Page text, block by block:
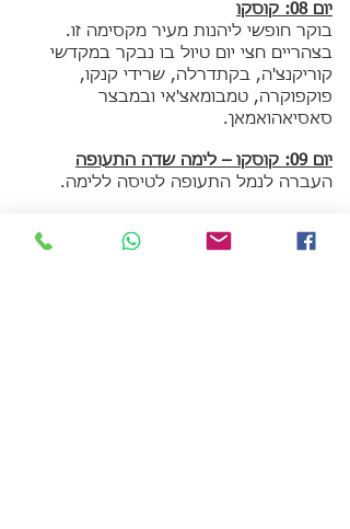
יום 08: קוסקו
בוקר חופשי ליהנות מעיר מקסימה זו.
בצהריים חצי יום טיול בו נבקר במקדשי
קוריקנצ'ה, בקתדרלה, שרידי קנקו,
פוקפוקרה, טמבומאצ'אי ובמבצר
סאסיאהואמאן.
יום 09: קוסקו – לימה שדה התעופה
העברה לנמל התעופה לטיסה ללימה.
במינימום שני נוסעים